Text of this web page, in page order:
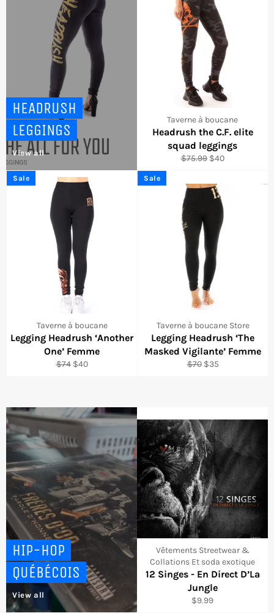
HEADRUSH
LEGGINGS
View all
Taverne à boucane
Headrush the C.F. elite
squad leggings
Regular
$75.99 Sale
$40
Taverne à boucane
Legging Headrush ‘Another
One’ Femme
Regular
$74 Sale
$40
Sale
Taverne à boucane Store
Legging Headrush ‘The
Masked Vigilante’ Femme
Regular
$70 Sale
$35
Sale
HIP-HOP
QUÉBÉCOIS
View all
Vêtements Streetwear &
Collations Et soda exotique
12 Singes - En Direct D’La
Jungle
Regular
$9.99